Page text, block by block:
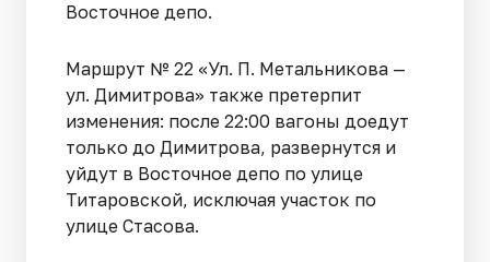
Восточное депо.
Маршрут № 22 «Ул. П. Метальникова —
ул. Димитрова» также претерпит
изменения: после 22:00 вагоны доедут
только до Димитрова, развернутся и
уйдут в Восточное депо по улице
Титаровской, исключая участок по
улице Стасова.